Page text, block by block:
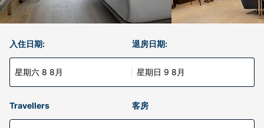
入住日期:
星期六 8 8月
退房日期:
星期日 9 8月
Travellers 客房